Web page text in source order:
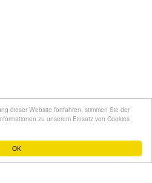
OK
dieser Website fortfahren, stimmen Sie der
zu unserem Einsatz von Cookies
werden
uns